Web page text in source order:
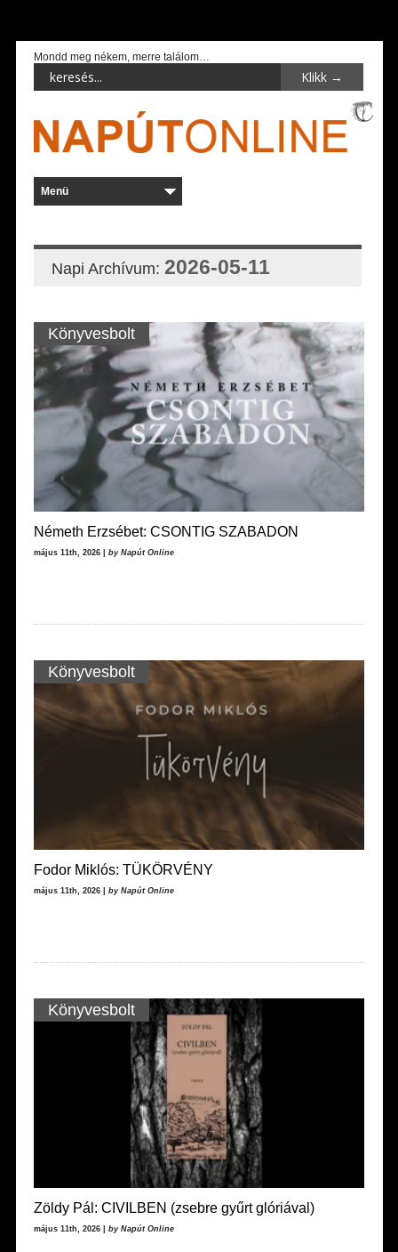
Mondd meg nékem, merre találom…
Napi Archívum: 2026-05-11
Könyvesbolt
Németh Erzsébet: CSONTIG SZABADON
május 11th, 2026 | by Napút Online
Könyvesbolt
Fodor Miklós: TÜKÖRVÉNY
május 11th, 2026 | by Napút Online
Könyvesbolt
Zöldy Pál: CIVILBEN (zsebre gyűrt glóriával)
május 11th, 2026 | by Napút Online